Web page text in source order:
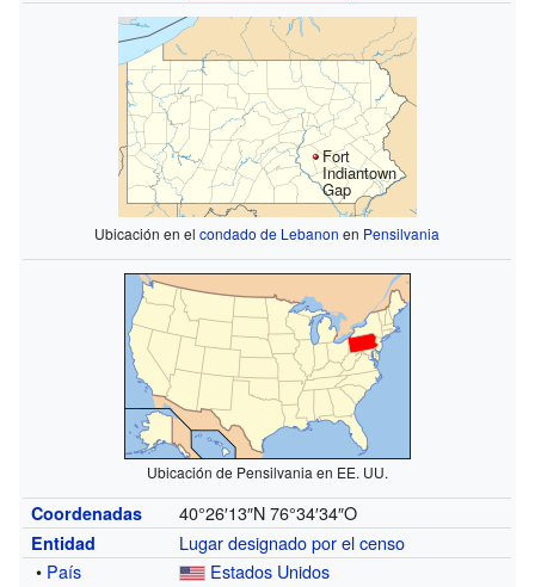
Fort
Indiantown
Gap
Ubicación en elcondado de Lebanon en Pensilvania
Ubicación de Pensilvania en EE. UU.
Coordenadas 40°26′13″N 76°34′34″O
Entidad
Lugar designado por el censo
• País
Estados Unidos